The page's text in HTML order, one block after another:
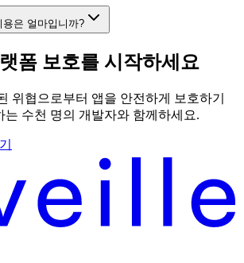
은 얼마입니까?
폼 보호를 시작하세요
위협으로부터 앱을 안전하게 보호하기
는 수천 명의 개발자와 함께하세요.